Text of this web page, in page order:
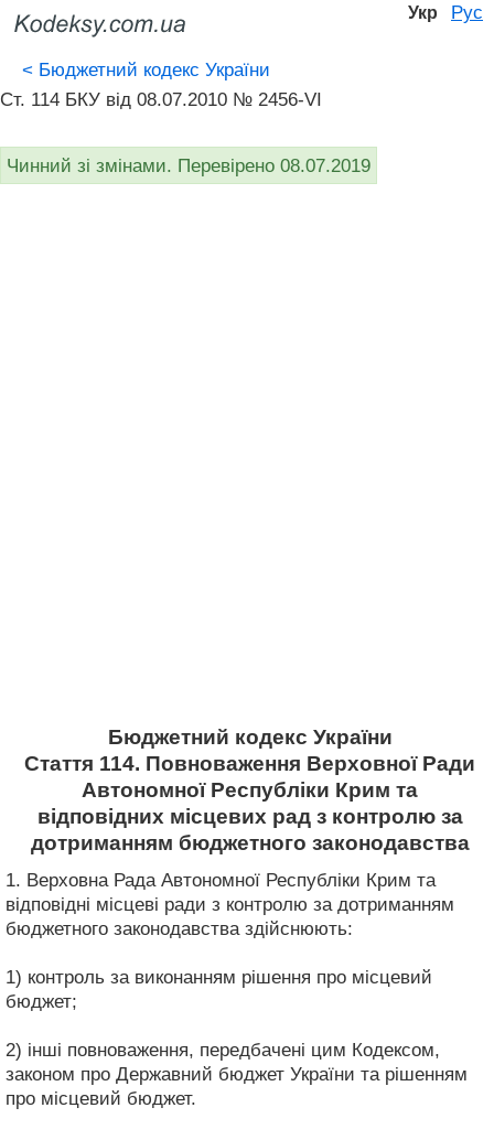
Укр Рус
< Бюджетний кодекс України
Ст. 114 БКУ від 08.07.2010 № 2456-VI
Чинний зі змінами. Перевірено 08.07.2019
Бюджетний кодекс України
Стаття 114. Повноваження Верховної Ради
Автономної Республіки Крим та
відповідних місцевих рад з контролю за
дотриманням бюджетного законодавства
1. Верховна Рада Автономної Республіки Крим та
відповідні місцеві ради з контролю за дотриманням
бюджетного законодавства здійснюють:
1) контроль за виконанням рішення про місцевий
бюджет;
2) інші повноваження, передбачені цим Кодексом,
законом про Державний бюджет України та рішенням
про місцевий бюджет.